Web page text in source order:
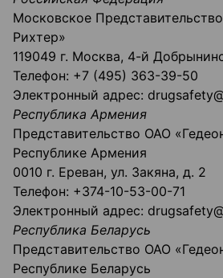
Московское
Рихтер»
119049 г. Москва, 4-й
Телефон: +7 (495) 363-39-50
Электронный адрес:
Республика Армения
Представительство ОАО
Республике Армения
0010 г. Ереван, ул. Закяна, д. 2
Телефон: +374-10-53-00-71
Электронный адрес:
Республика Беларусь
Представительство ОАО
Республике Беларусь